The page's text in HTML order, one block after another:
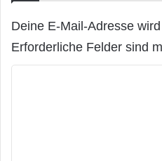
Deine E-Mail-Adresse
Erforderliche Felder sind